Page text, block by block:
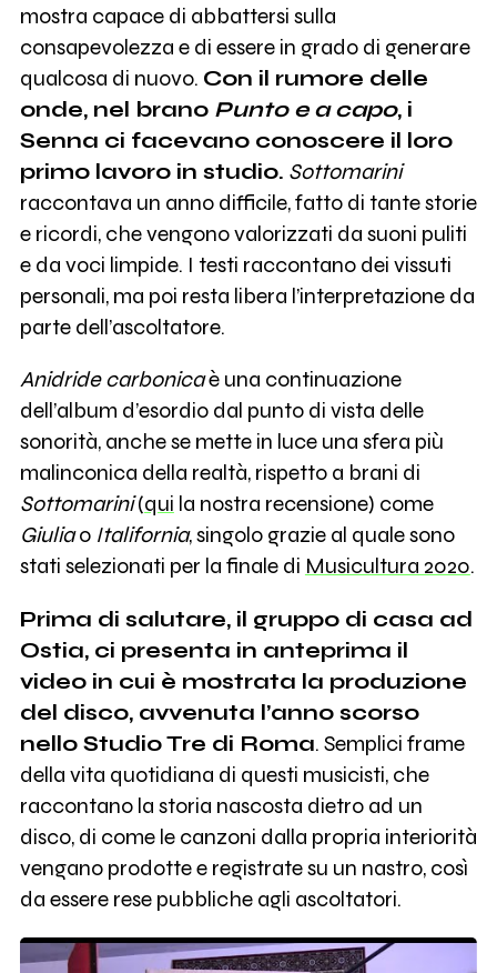
mostra capace di abbattersi sulla
consapevolezza e di essere in grado di generare
qualcosa di nuovo. Con il rumore delle
onde, nel brano Punto e a capo, i
Senna ci facevano conoscere il loro
primo lavoro in studio. Sottomarini
raccontava un anno difficile, fatto di tante storie
e ricordi, che vengono valorizzati da suoni puliti
e da voci limpide. I testi raccontano dei vissuti
personali, ma poi resta libera l’interpretazione da
parte dell’ascoltatore.
Anidride carbonicaè una continuazione
dell’album d’esordio dal punto di vista delle
sonorità, anche se mette in luce una sfera più
malinconica della realtà, rispetto a brani di
Sottomarini(qui la nostra recensione) come
Giuliao Italifornia, singolo grazie al quale sono
stati selezionati per la finale di Musicultura 2020.
Prima di salutare, il gruppo di casa ad
Ostia, ci presenta in anteprima il
video in cui è mostrata la produzione
del disco, avvenuta l’anno scorso
nello Studio Tre di Roma. Semplici frame
della vita quotidiana di questi musicisti, che
raccontano la storia nascosta dietro ad un
disco, di come le canzoni dalla propria interiorità
vengano prodotte e registrate su un nastro, così
da essere rese pubbliche agli ascoltatori.